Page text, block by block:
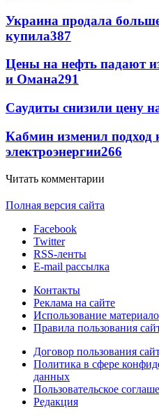
Украина продала
купила387
Цены на нефть падают
и Омана291
Саудиты снизили цену
Кабмин изменил подход
электроэнергии266
Читать комментарии
Полная версия сайта
Facebook
Twitter
RSS-ленты
E-mail рассылка
Контакты
Реклама на сайте
Использование
Правила пользования
Договор пользования
Политика в сфере
данных
Пользовательское
Редакция